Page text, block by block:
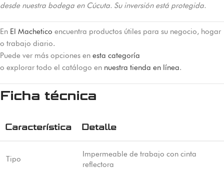
desde nuestra bodega en Cúcuta. Su inversión está protegida.
En El Machetico encuentra productos útiles para su negocio, hogar
o trabajo diario.
Puede ver más opciones en esta categoría
o explorar todo el catálogo en nuestra tienda en línea.
Ficha técnica
Característica Detalle
Tipo
Impermeable de trabajo con cinta
reflectora